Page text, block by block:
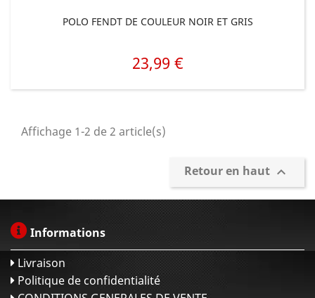
POLO FENDT DE COULEUR NOIR ET GRIS
Prix
23,99 €
Affichage 1-2 de 2 article(s)
Retour en haut 
Informations
Livraison
Politique de confidentialité